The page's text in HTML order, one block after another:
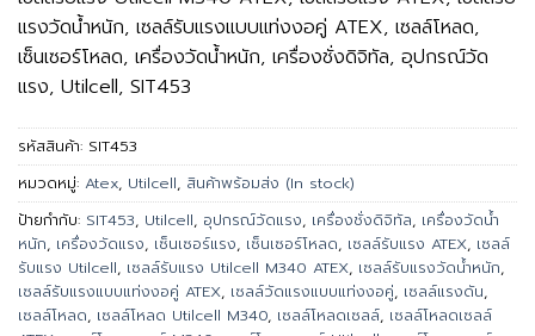
แรงวัดน้ำหนัก, เซลล์รับแรงแบบแท่งงอคู่ ATEX, เซลล์โหลด,
เซ็นเซอร์โหลด, เครื่องวัดน้ำหนัก, เครื่องชั่งดิจิทัล, อุปกรณ์วัด
แรง, Utilcell, SIT453
รหัสสินค้า: SIT453
หมวดหมู่: Atex, Utilcell, สินค้าพร้อมส่ง (In stock)
ป้ายกำกับ: SIT453, Utilcell, อุปกรณ์วัดแรง, เครื่องชั่งดิจิทัล, เครื่องวัดน้ำ
หนัก, เครื่องวัดแรง, เซ็นเซอร์แรง, เซ็นเซอร์โหลด, เซลล์รับแรง ATEX, เซลล์
รับแรง Utilcell, เซลล์รับแรง Utilcell M340 ATEX, เซลล์รับแรงวัดน้ำหนัก,
เซลล์รับแรงแบบแท่งงอคู่ ATEX, เซลล์วัดแรงแบบแท่งงอคู่, เซลล์แรงดัน,
เซลล์โหลด, เซลล์โหลด Utilcell M340, เซลล์โหลดเซลล์, เซลล์โหลดเซลล์